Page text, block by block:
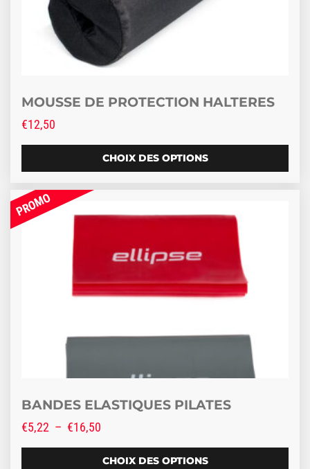
MOUSSE DE PROTECTION HALTERES
€12,50
CHOIX DES OPTIONS
BANDES ELASTIQUES PILATES
€5,22 – €16,50
CHOIX DES OPTIONS
Ce produit a plusieurs variations. Les options